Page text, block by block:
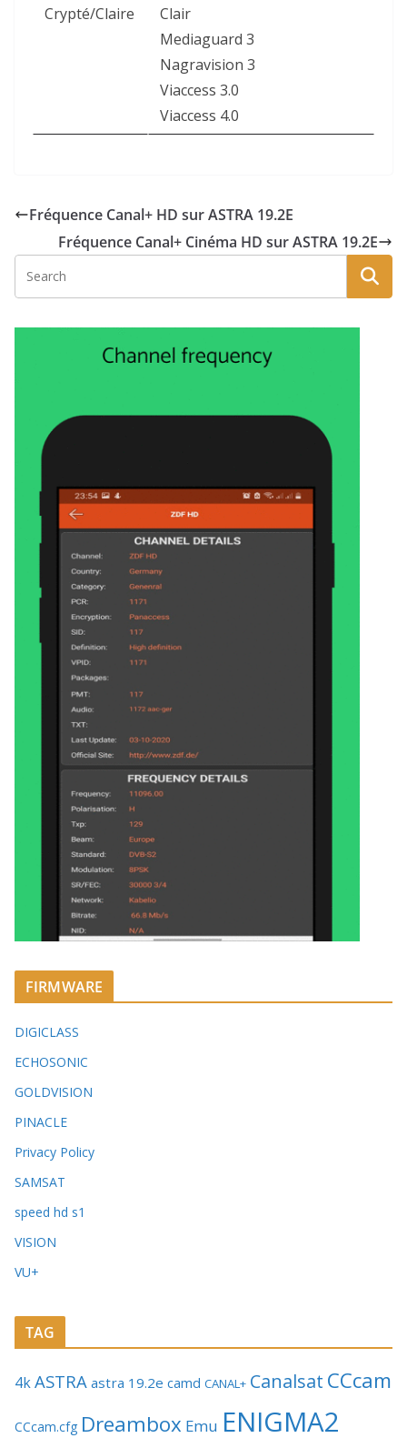
Crypté/Claire
Clair
Mediaguard 3
Nagravision 3
Viaccess 3.0
Viaccess 4.0
Fréquence Canal+ HD sur ASTRA 19.2E
Fréquence Canal+ Cinéma HD sur ASTRA 19.2E
FIRMWARE
DIGICLASS
ECHOSONIC
GOLDVISION
PINACLE
Privacy Policy
SAMSAT
speed hd s1
VISION
VU+
TAG
4kASTRA astra 19.2e camd CANAL+ Canalsat CCcam
CCcam.cfg Dreambox Emu ENIGMA2